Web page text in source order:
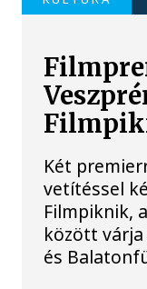
Két
vetítéssel
Filmpiknik,
között
és